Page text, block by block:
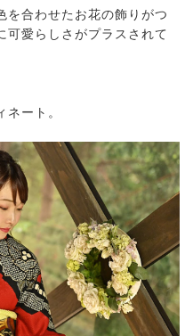
を合わせたお花の飾りがつ
可愛らしさがプラスされて
ート。